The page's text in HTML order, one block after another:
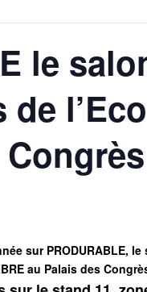
le
sur PRODURABLE,
au Palais des